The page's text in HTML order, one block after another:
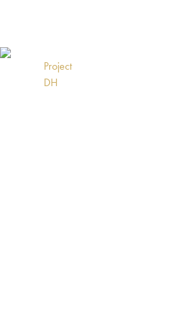
Realisaties
Project
DH